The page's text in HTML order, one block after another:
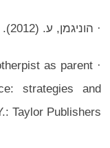
· הוניגמן, ע. (2012). תוכנית להכשרת מתאמים הוריים.
as parent
strategies and
Taylor Publishers